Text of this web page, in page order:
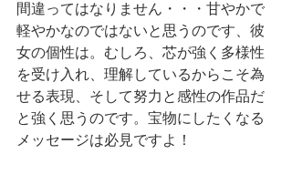
間違ってはなりません・・・甘やかで
軽やかなのではないと思うのです、彼
女の個性は。むしろ、芯が強く多様性
を受け入れ、理解しているからこそ為
せる表現、そして努力と感性の作品だ
と強く思うのです。宝物にしたくなる
メッセージは必見ですよ！